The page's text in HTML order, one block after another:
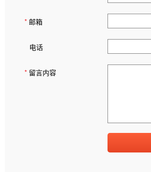
* 邮箱
电话
* 留言内容